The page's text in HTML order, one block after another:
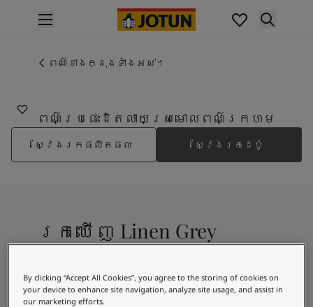
គំនូរខាងក្នុង
ផលិតផលផ្នែកខាងក្រៅ
ពណ៌
ពណ៌ថ្នាំលាបខាងក្នុង
ពណ៌ខាងក្នុងទាំងអស់។
Colour Tools
គំរូរពណ៌
ការបំផុសគំនិតពីផ្នែកខាងក្នុងផ្ទះ
ការបំផុសគំនិតពីផ្នែកខាងក្រៅផ្ទះ
ពណ៌ខាងក្នុងទាំងអស់។
ពណ៌ប្រផេះដិតលាយស្រមោលពណ៌ក្រហម
ស្វែងរកផលិតផល ស្វែងរកដេប៉ូ
រកឃើញ Linen Grey
A warm grey-beige shade, with a red
undertone
By clicking “Accept All Cookies”, you agree to the storing of cookies on
your device to enhance site navigation, analyze site usage, and assist in
our marketing efforts.